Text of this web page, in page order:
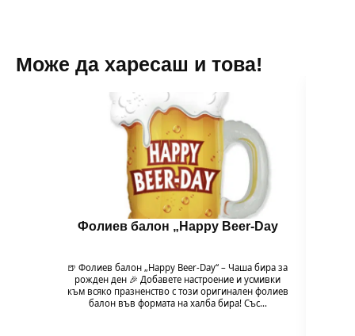
Може да харесаш и това!
Фолиев балон „Happy Beer-Day
🍺 Фолиев балон „Happy Beer-Day“ – Чаша бира за
рожден ден 🎉 Добавете настроение и усмивки
към всяко празненство с този оригинален фолиев
балон във формата на халба бира! Със…